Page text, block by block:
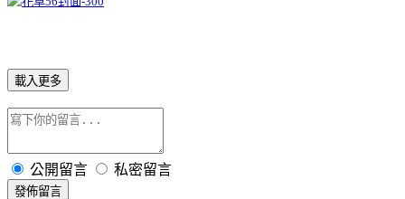
載入更多
公開留言 私密留言
發佈留言